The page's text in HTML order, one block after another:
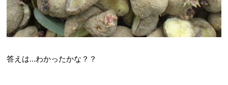
答えは…わかったかな？？